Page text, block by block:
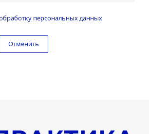
персональных данных
Отменить